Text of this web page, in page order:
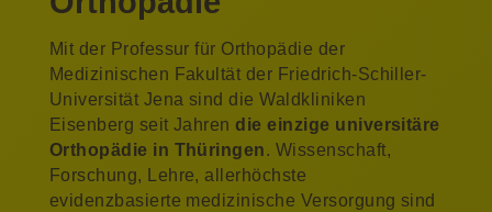
Mit der Professur für Orthopädie der
Medizinischen Fakultät der Friedrich-Schiller-
Universität Jena sind die Waldkliniken
Eisenberg seit Jahren die einzige universitäre
Orthopädie in Thüringen. Wissenschaft,
Forschung, Lehre, allerhöchste
evidenzbasierte medizinische Versorgung sind